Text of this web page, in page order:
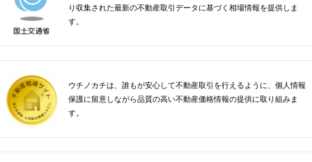
り収集された最新の不動産取引データに基づく相場情報を提供しま
す。
ウチノカチは、誰もが安心して不動産取引を行えるように、個人情報
保護に留意しながら品質の高い不動産価格情報の提供に取り組みま
す。